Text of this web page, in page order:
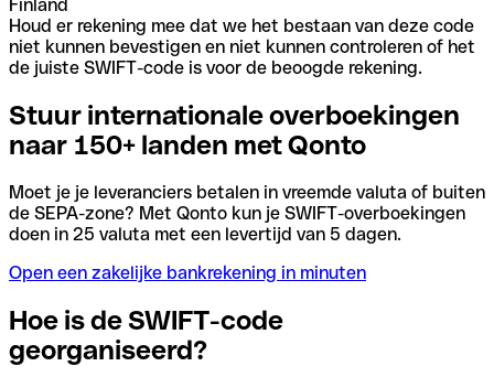
Finland
Houd er rekening mee dat we het bestaan van deze code
niet kunnen bevestigen en niet kunnen controleren of het
de juiste SWIFT-code is voor de beoogde rekening.
Stuur internationale overboekingen
naar 150+ landen met Qonto
Moet je je leveranciers betalen in vreemde valuta of buiten
de SEPA-zone? Met Qonto kun je SWIFT-overboekingen
doen in 25 valuta met een levertijd van 5 dagen.
Open een zakelijke bankrekening in minuten
Hoe is de SWIFT-code
georganiseerd?